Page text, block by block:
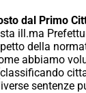
dal Primo
ill.ma
della
abbiamo
sentenze